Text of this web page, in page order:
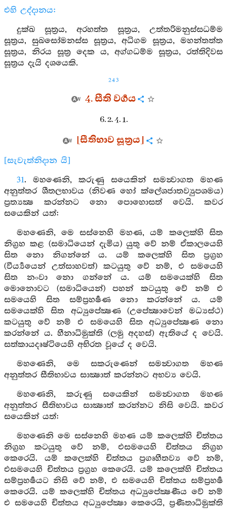
එහි උද්දානය:
දුක්ඛ සූත්‍රය, අරහත්ත සූත්‍රය, උත්තරිමනුස්සධම්ම
සූත්‍රය, සුඛසෝමනස්ස සූත්‍රය, අධිගම සූත්‍රය, මහන්තත්ත
සූත්‍රය, නිරය සූත්‍ර දෙක ය, අග්ගධම්ම සූත්‍රය, රත්තිදිවස
සූත්‍රය දැයි දශයෙකි.
243
4. සීති වර්‍ගය
6. 2. 4. 1.
[සීතිභාව සූත්‍රය]
[සැවැත්නිදාන යි]
31. මහණෙනි, කරුණු සයෙකින් සමන්‍වාගත මහණ
අනුත්තර ශීතලභාවය (නිවණ හෝ ක්ලේශජාතව්‍යුපශමය)
ප්‍රත්‍යක්‍ෂ කරන්නට නො පොහොසත් වෙයි. කවර
සයෙකින් යත්:
මහණෙනි, මෙ සස්නෙහි මහණ, යම් කලෙක්හි සිත
නිග්‍රහ කළ (සමාධියෙන් දැමිය) යුතු වේ නම් ඒකාලයෙහි
සිත නො නිගන්නේ ය. යම් කලෙක්හි සිත ප්‍රග්‍රහ
(වීර්‍ය්‍යයෙන් උත්සාහවත්) කටයුතු වේ නම්, එ සමයෙහි
සිත නංවා නො ගන්නේ ය. යම් සමයෙක්හි සිත
මොනොවට (සමාධියෙන්) පහන් කටයුතු වේ නම් එ
සමයෙහි සිත සම්ප්‍රහර්‍ෂණ නො කරන්නේ ය. යම්
සමයෙක්හි සිත අධ්‍යුපේක්‍ෂණ (උපේක්‍ෂාවෙන් මධ්‍යස්ථ)
කටයුතු වේ නම් එ සමයෙහි සිත අධ්‍යුපේක්‍ෂණ නො
කරන්නේ ය. හීනාධිමුක්ති (ලමු අදහස්) ඇතියේ ද වෙයි.
සත්කායදෘෂ්ටියෙහි අභිරත වූයේ ද වෙයි.
මහණෙනි, මෙ සකරුණෙන් සමන්‍වාගත මහණ
අනුත්තර සීතිභාවය සාක්‍ෂාත් කරන්නට අභව්‍ය වෙයි.
මහණෙනි, කරුණු සයෙකින් සමන්‍වාගත මහණ
අනුත්තර සීතිභාවය සාක්‍ෂාත් කරන්නට නිසි වෙයි. කවර
සයෙකින් යත්:
මහණෙනි මෙ සස්නෙහි මහණ යම් කලෙක්හි චිත්තය
නිග්‍රහ කටයුතු වේ නම්, එසමයෙහි චිත්තය නිග්‍රහ
කෙරෙයි. යම් කලෙක්හි චිත්තය ප්‍රගෘහීතව්‍ය වේ නම්,
එසමයෙහි චිත්තය ප්‍රග්‍රහ කෙරෙයි. යම් කලෙක්හි චිත්තය
සම්ප්‍රහර්‍ෂයට නිසි වේ නම්, එ සමයෙහි චිත්තය සම්ප්‍රහර්‍ෂ
කෙරෙයි. යම් කලෙක්හි චිත්තය අධ්‍යුපේක්‍ෂණීය වේ නම්
එ සමයෙහි චිත්තය අධ්‍යුපේක්‍ෂා කෙරෙයි, ප්‍රණීතාධිමුක්ති